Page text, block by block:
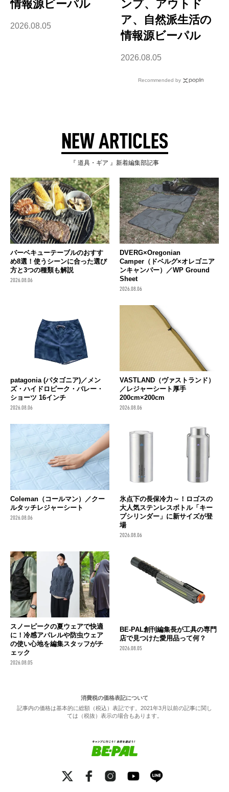
情報源ビーパル
2026.08.05
ンプ、アウトド
ア、自然派生活の
情報源ビーパル
2026.08.05
Recommended by
NEW ARTICLES
『 道具・ギア 』新着編集部記事
バーベキューテーブルのおすす
め8選！使うシーンに合った選び
方と3つの種類も解説
2026.08.06
DVERG×Oregonian
Camper（ドベルグ×オレゴニア
ンキャンパー）／WP Ground
Sheet
2026.08.06
patagonia (パタゴニア)／メン
ズ・ハイドロピーク・バレー・
ショーツ 16インチ
2026.08.06
VASTLAND（ヴァストランド）
／レジャーシート厚手
200cm×200cm
2026.08.06
Coleman（コールマン）／クー
ルタッチレジャーシート
2026.08.06
氷点下の長保冷力～！ロゴスの
大人気ステンレスボトル「キー
プシリンダー」に新サイズが登
場
2026.08.06
スノーピークの夏ウェアで快適
に！冷感アパレルや防虫ウェア
の使い心地を編集スタッフがチ
ェック
2026.08.05
BE-PAL創刊編集長が工具の専門
店で見つけた愛用品って何？
2026.08.05
消費税の価格表記について
記事内の価格は基本的に総額（税込）表記です。2021年3月以前の記事に関し
ては（税抜）表示の場合もあります。